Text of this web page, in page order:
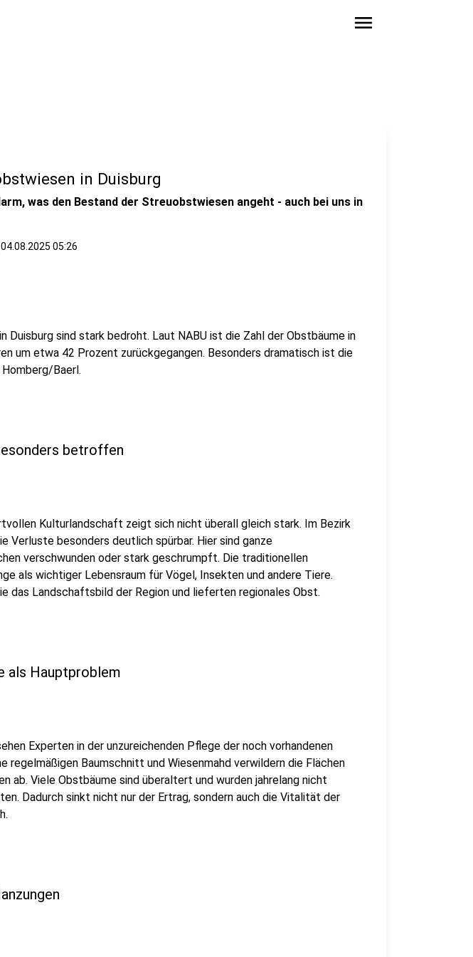
menu
in Duisburg
was den Bestand der Streuobstwiesen angeht - auch bei uns in
05:26
Duisburg sind stark bedroht. Laut NABU ist die Zahl der Obstbäume in
um etwa 42 Prozent zurückgegangen. Besonders dramatisch ist die
Baerl.
betroffen
Kulturlandschaft zeigt sich nicht überall gleich stark. Im Bezirk
Verluste besonders deutlich spürbar. Hier sind ganze
verschwunden oder stark geschrumpft. Die traditionellen
als wichtiger Lebensraum für Vögel, Insekten und andere Tiere.
das Landschaftsbild der Region und lieferten regionales Obst.
als Hauptproblem
Experten in der unzureichenden Pflege der noch vorhandenen
regelmäßigen Baumschnitt und Wiesenmahd verwildern die Flächen
ab. Viele Obstbäume sind überaltert und wurden jahrelang nicht
Dadurch sinkt nicht nur der Ertrag, sondern auch die Vitalität der